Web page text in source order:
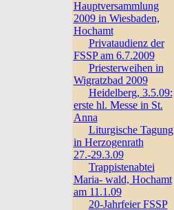
Hauptversammlung
2009 in Wiesbaden,
Hochamt
Privataudienz der
FSSP am 6.7.2009
Priesterweihen in
Wigratzbad 2009
Heidelberg, 3.5.09:
erste hl. Messe in St.
Anna
Liturgische Tagung
in Herzogenrath
27.-29.3.09
Trappistenabtei
Maria- wald, Hochamt
am 11.1.09
20-Jahrfeier FSSP